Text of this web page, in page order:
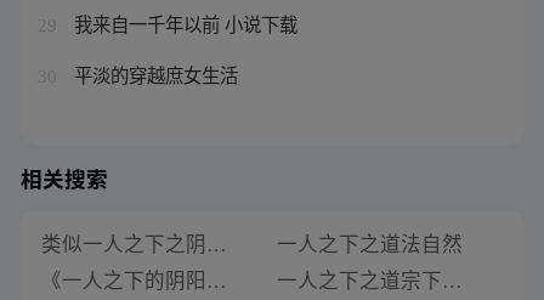
29 我来自一千年以前 小说下载
30 平淡的穿越庶女生活
相关搜索
类似一人之下之阴阳之道的小说
《一人之下的阴阳炁》类似推荐
一人之下之道法自然
一人之下之道宗下载在线阅读